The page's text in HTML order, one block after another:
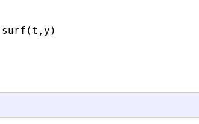
surf(t,y)